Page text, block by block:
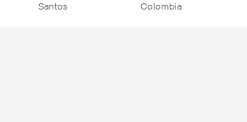
Santos Colombia